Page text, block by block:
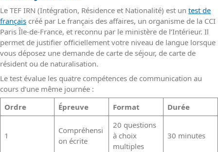
Le TEF IRN (Intégration, Résidence et Nationalité) est un test de
français créé par Le français des affaires, un organisme de la CCI
Paris Île-de-France, et reconnu par le ministère de l’Intérieur. Il
permet de justifier officiellement votre niveau de langue lorsque
vous déposez une demande de carte de séjour, de carte de
résident ou de naturalisation.
Le test évalue les quatre compétences de communication au
cours d’une même journée :
Ordre
Épreuve Format Durée
1
Compréhensi
on écrite
20 questions
à choix
multiples
30 minutes